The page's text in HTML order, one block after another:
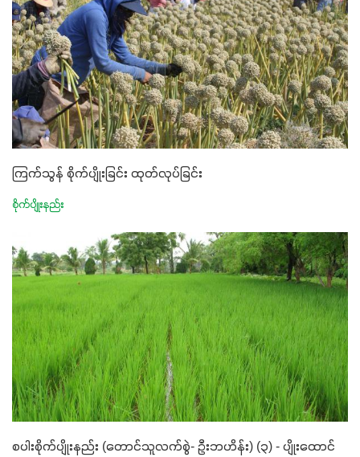
ကြက်သွန် စိုက်ပျိုးခြင်း ထုတ်လုပ်ခြင်း
စိုက်ပျိုးနည်း
စပါးစိုက်ပျိုးနည်း (တောင်သူလက်စွဲ- ဦးဘဟိန်း) (၃) - ပျိုးထောင်